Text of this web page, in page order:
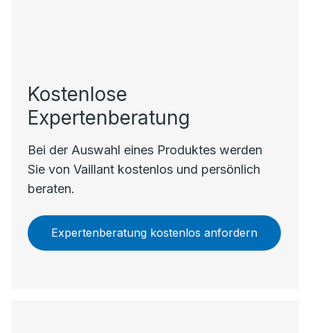
Kostenlose
Expertenberatung
Bei der Auswahl eines Produktes werden
Sie von Vaillant kostenlos und persönlich
beraten.
Expertenberatung kostenlos anfordern